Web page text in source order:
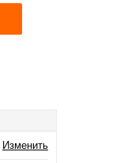
Изменить